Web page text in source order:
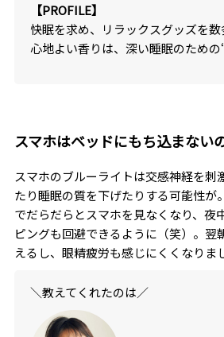
【PROFILE】
快眠を求め、リラックスグッズを
心地よい香りは、深い睡眠のための
スマホはベッドにもち込まない
スマホのブルーライトは交感神経を刺
たり睡眠の質を下げたりする可能性が
でだらだらとスマホを見なくなり、夜
ピングも回避できるように（笑）。翌
えるし、眼精疲労も感じにくくなりま
＼教えてくれたのは／